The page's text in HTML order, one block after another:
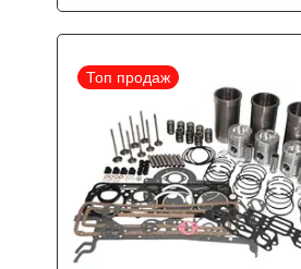
Топ продаж